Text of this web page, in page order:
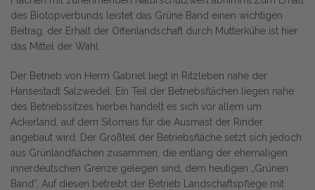
des Biotopverbunds leistet das Grüne Band einen wichtigen
Beitrag, der Erhalt der Offenlandschaft durch Mutterkühe ist hier
das Mittel der Wahl.
Der Betrieb von Herrn Gabriel liegt in Ritzleben nahe der
Hansestadt Salzwedel. Ein Teil der Betriebsflächen liegen nahe
des Betriebssitzes hierbei handelt es sich vor allem um
Ackerland, auf dem Silomais für die Ausmast der Rinder
angebaut wird. Der Großteil der Betriebsfläche setzt sich jedoch
aus Grünlandflächen zusammen, die entlang der ehemaligen
innerdeutschen Grenze gelegen sind, dem heutigen „Grünen
Band“. Auf diesen betreibt der Betrieb Landschaftspflege mit